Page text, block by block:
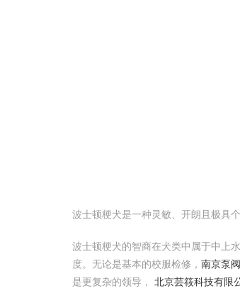
波士顿梗犬是一种灵敏、开朗且极具
波士顿梗犬的智商在犬类中属于中上
度。无论是基本的校服检修， 南京泵
是更复杂的领导， 北京芸筱科技有限